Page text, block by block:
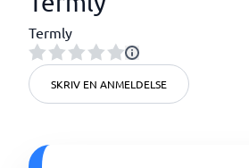
Termly
SKRIV EN ANMELDELSE